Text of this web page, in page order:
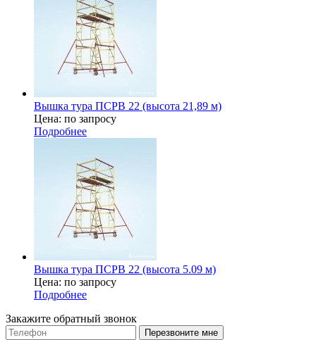
Вышка тура ПСРВ 22 (высота 21,89 м)
Цена: по запросу
Подробнее
Вышка тура ПСРВ 22 (высота 5.09 м)
Цена: по запросу
Подробнее
Закажите обратный звонок
Перезвоните мне